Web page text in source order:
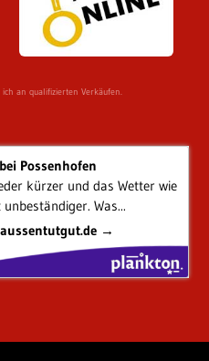
an qualifizierten Verkäufen.
Possenhofen
kürzer und das Wetter wie
Was...
→